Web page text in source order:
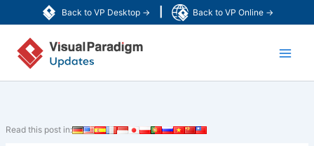
Back to VP Desktop → Back to VP Online →
to
content
Read this post in: